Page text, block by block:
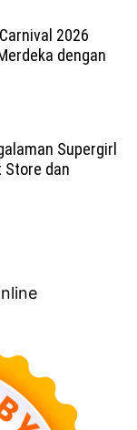
2026
dengan
Supergirl
Store dan